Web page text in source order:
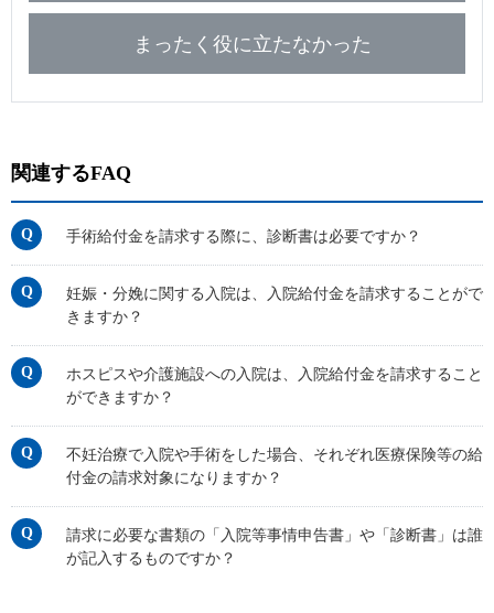
まったく役に立たなかった
関連するFAQ
手術給付金を請求する際に、診断書は必要ですか？
妊娠・分娩に関する入院は、入院給付金を請求することがで
きますか？
ホスピスや介護施設への入院は、入院給付金を請求すること
ができますか？
不妊治療で入院や手術をした場合、それぞれ医療保険等の給
付金の請求対象になりますか？
請求に必要な書類の「入院等事情申告書」や「診断書」は誰
が記入するものですか？